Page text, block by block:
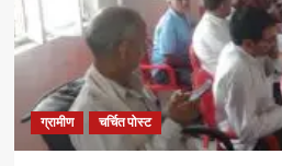
ग्रामीण चर्चित पोस्ट